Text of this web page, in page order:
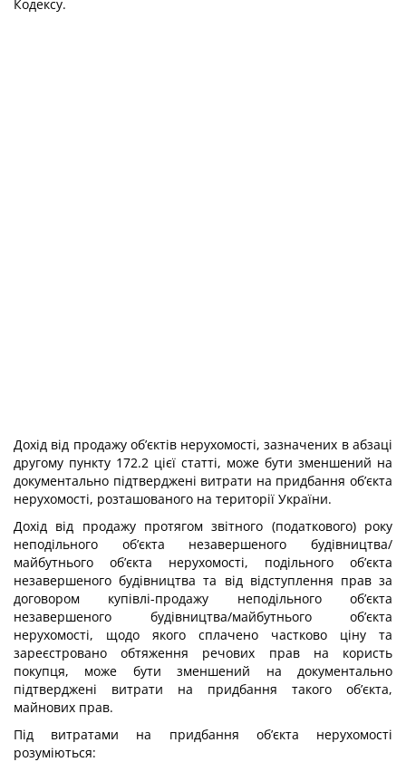
Кодексу.
Дохід від продажу об’єктів нерухомості, зазначених в абзаці
другому пункту 172.2 цієї статті, може бути зменшений на
документально підтверджені витрати на придбання об’єкта
нерухомості, розташованого на території України.
Дохід від продажу протягом звітного (податкового) року
неподільного об’єкта незавершеного будівництва/
майбутнього об’єкта нерухомості, подільного об’єкта
незавершеного будівництва та від відступлення прав за
договором купівлі-продажу неподільного об’єкта
незавершеного будівництва/майбутнього об’єкта
нерухомості, щодо якого сплачено частково ціну та
зареєстровано обтяження речових прав на користь
покупця, може бути зменшений на документально
підтверджені витрати на придбання такого об’єкта,
майнових прав.
Під витратами на придбання об’єкта нерухомості
розуміються: